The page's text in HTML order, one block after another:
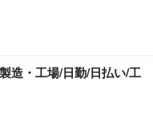
造・工場/日勤/日払い/工